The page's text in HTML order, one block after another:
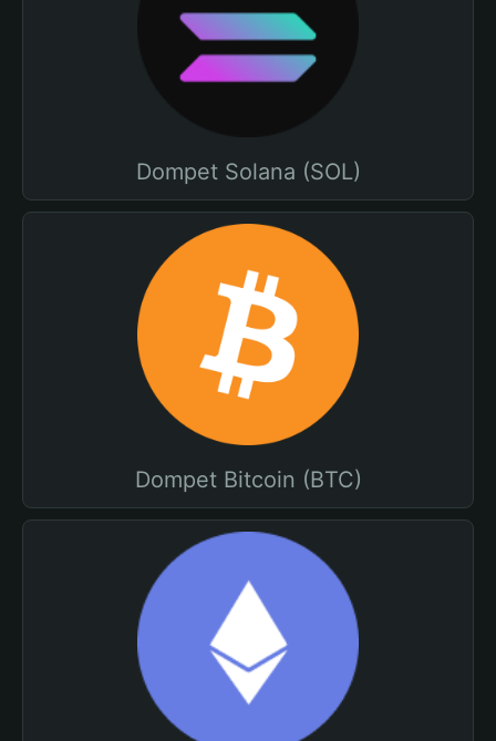
Dompet Solana (SOL)
Dompet Bitcoin (BTC)